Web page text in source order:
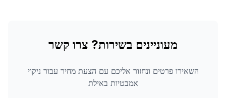
מעוניינים בשירות? צרו קשר
השאירו פרטים ונחזור אליכם עם הצעת מחיר עבור ניקוי
אמבטיות באילת